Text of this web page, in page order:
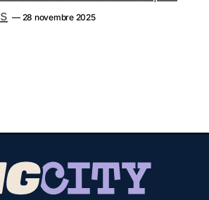
— 28 novembre 2025